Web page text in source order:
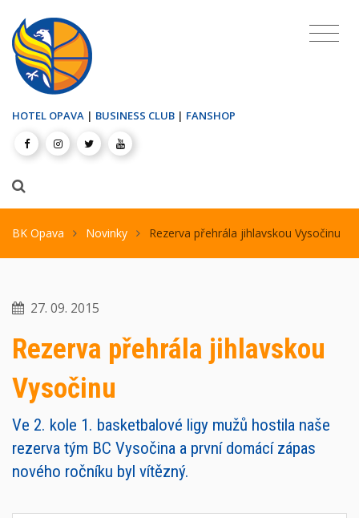
HOTEL OPAVA | BUSINESS CLUB | FANSHOP
BK Opava Novinky Rezerva přehrála jihlavskou Vysočinu
27. 09. 2015
Rezerva přehrála jihlavskou
Vysočinu
Ve 2. kole 1. basketbalové ligy mužů hostila naše
rezerva tým BC Vysočina a první domácí zápas
nového ročníku byl vítězný.